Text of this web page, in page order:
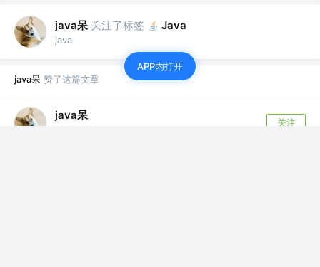
java呆 关注了标签 Java
java
java呆 赞了这篇文章
java呆
关注
APP内打开